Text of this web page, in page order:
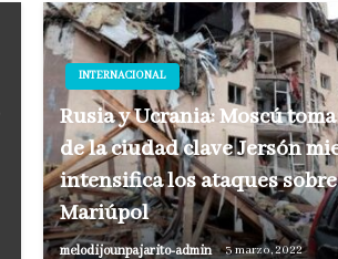
INTERNACIONAL
Rusia y Ucrania: Moscú
de la ciudad clave Jersón
intensifica los ataques
Mariúpol
melodijounpajarito-admin 3 marzo, 2022